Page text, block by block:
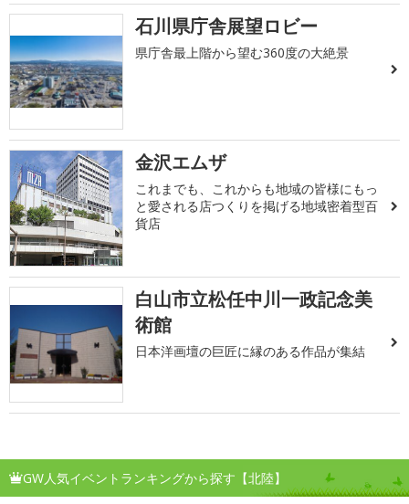
石川県庁舎展望ロビー
県庁舎最上階から望む360度の大絶景
金沢エムザ
これまでも、これからも地域の皆様にもっ
と愛される店つくりを掲げる地域密着型百
貨店
白山市立松任中川一政記念美
術館
日本洋画壇の巨匠に縁のある作品が集結
GW人気イベントランキングから探す【北陸】